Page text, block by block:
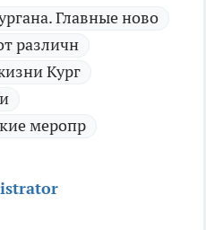
Главные ново
различн
Кург
меропр